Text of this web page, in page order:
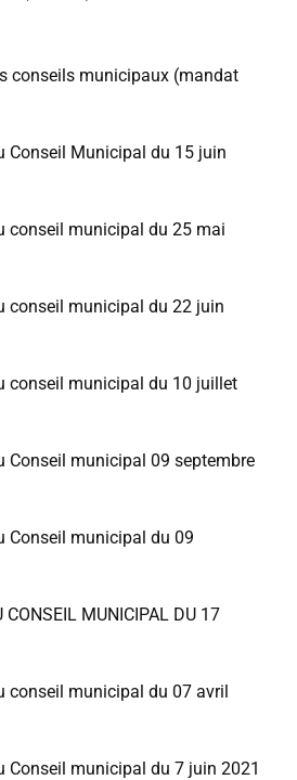
conseils municipaux (mandat
Conseil Municipal du 15 juin
conseil municipal du 25 mai
conseil municipal du 22 juin
conseil municipal du 10 juillet
Conseil municipal 09 septembre
Conseil municipal du 09
CONSEIL MUNICIPAL DU 17
conseil municipal du 07 avril
Conseil municipal du 7 juin 2021